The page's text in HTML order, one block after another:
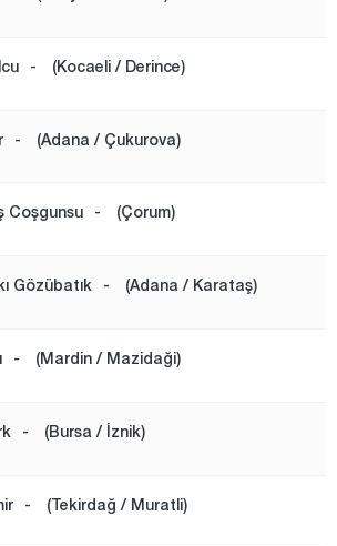
- (Kocaeli / Derince)
- (Adana / Çukurova)
Coşgunsu - (Çorum)
Gözübatık - (Adana / Karataş)
- (Mardin / Mazidaği)
- (Bursa / İznik)
- (Tekirdağ / Muratli)